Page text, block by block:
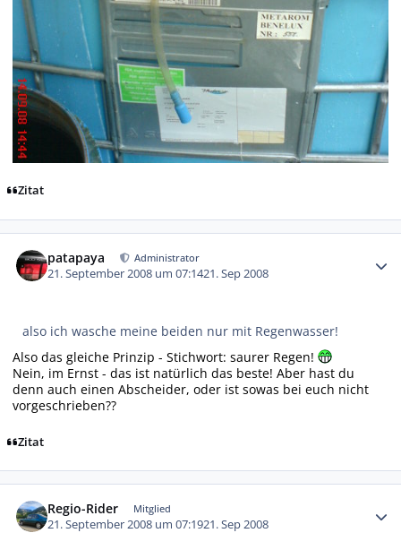
Zitat
patapaya Administrator
21. September 2008 um 07:1421. Sep 2008
also ich wasche meine beiden nur mit Regenwasser!
Also das gleiche Prinzip - Stichwort: saurer Regen!
Nein, im Ernst - das ist natürlich das beste! Aber hast du
denn auch einen Abscheider, oder ist sowas bei euch nicht
vorgeschrieben??
Zitat
Regio-Rider Mitglied
21. September 2008 um 07:1921. Sep 2008